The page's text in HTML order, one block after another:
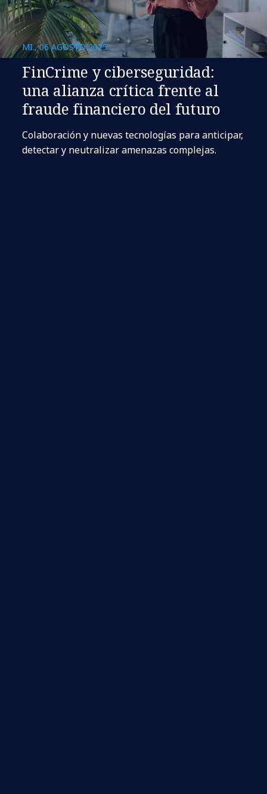
MI., 06 AGOSTO 2025
FinCrime y ciberseguridad:
una alianza crítica frente al
fraude financiero del futuro
Colaboración y nuevas tecnologías para anticipar,
detectar y neutralizar amenazas complejas.